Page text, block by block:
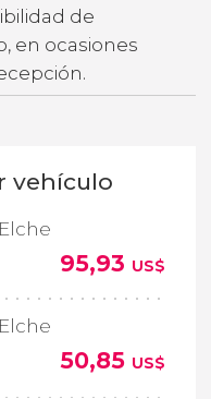
de
en ocasiones
vehículo
95,93 US$
50,85 US$